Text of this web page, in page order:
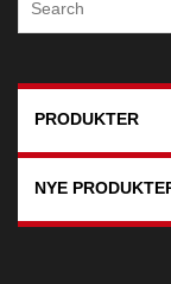
PRODUKTER
NYE